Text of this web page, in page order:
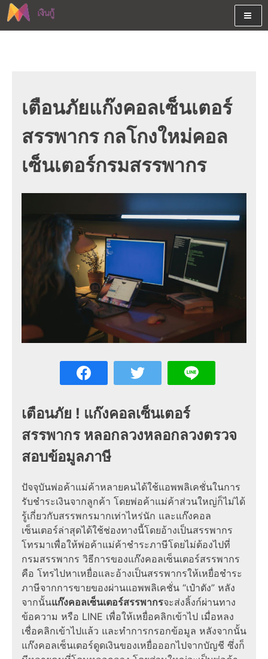
Skip
to
เงินสด และมีรีไฟแนนซ์ด้วย
เตือนภัยแก๊งคอลเซ็นเตอร์
สรรพากร กลโกงใหม่คอล
เซ็นเตอร์กรมสรรพากร
เตือนภัย ! แก๊งคอลเซ็นเตอร์
สรรพากร หลอกลวงหลอกลวงตรวจ
สอบข้อมูลภาษี
ปัจจุบันพ่อค้าแม่ค้าหลายคนได้ใช้แอพพลิเคชั่นในการ
รับชำระเงินจากลูกค้า โดยพ่อค้าแม่ค้าส่วนใหญ่ก็ไม่ได้
รู้เกี่ยวกับสรรพกรมากเท่าไหร่นัก และแก๊งคอล
เซ็นเตอร์ล่าสุดได้ใช้ช่องทางนี้โดยอ้างเป็นสรรพากร
โทรมาเพื่อให้พ่อค้าแม่ค้าชำระภาษีโดยไม่ต้องไปที่
กรมสรรพากร วิธีการของแก๊งคอลเซ็นเตอร์สรรพากร
คือ โทรไปหาเหยื่อและอ้างเป็นสรรพากรให้เหยื่อชำระ
ภาษีจากการขายของผ่านแอพพลิเคชั่น “เป๋าตัง” หลัง
จากนั้นแก๊งคอลเซ็นเตอร์สรรพากรจะส่งลิ้งก์ผ่านทาง
ข้อความ หรือ LINE เพื่อให้เหยื่อคลิกเข้าไป เมื่อหลง
เชื่อคลิกเข้าไปแล้ว และทำการกรอกข้อมูล หลังจากนั้น
แก๊งคอลเซ็นเตอร์ดูดเงินของเหยื่อออกไปจากบัญชี ซึ่งก็